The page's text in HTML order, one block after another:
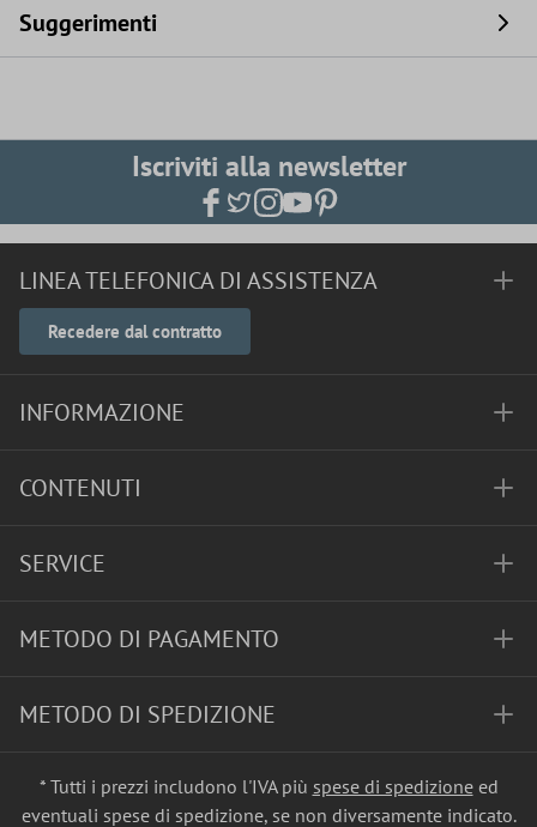
Suggerimenti
Iscriviti alla newsletter
LINEA TELEFONICA DI ASSISTENZA
Recedere dal contratto
INFORMAZIONE
CONTENUTI
SERVICE
METODO DI PAGAMENTO
METODO DI SPEDIZIONE
* Tutti i prezzi includono l'IVA più spese di spedizioneed
eventuali spese di spedizione, se non diversamente indicato.